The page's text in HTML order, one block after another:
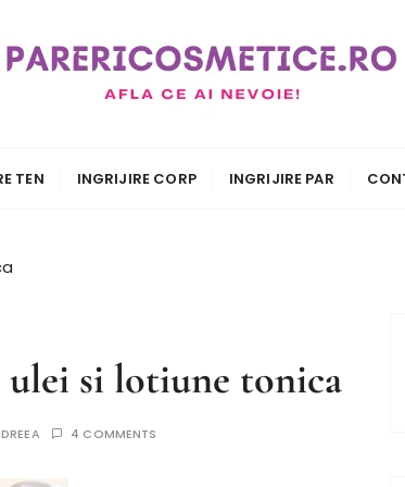
TEN INGRIJIRE CORP INGRIJIRE PAR
ulei si lotiune tonica
4 COMMENTS